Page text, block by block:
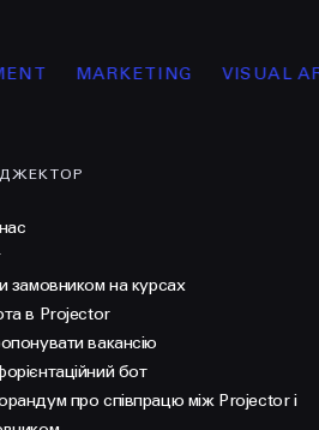
MARKETING VISUAL ARTS
замовником на курсах
в Projector
вакансію
бот
про співпрацю між Projector і